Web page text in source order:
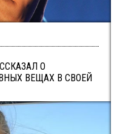
О
ВЕЩАХ В СВОЕЙ